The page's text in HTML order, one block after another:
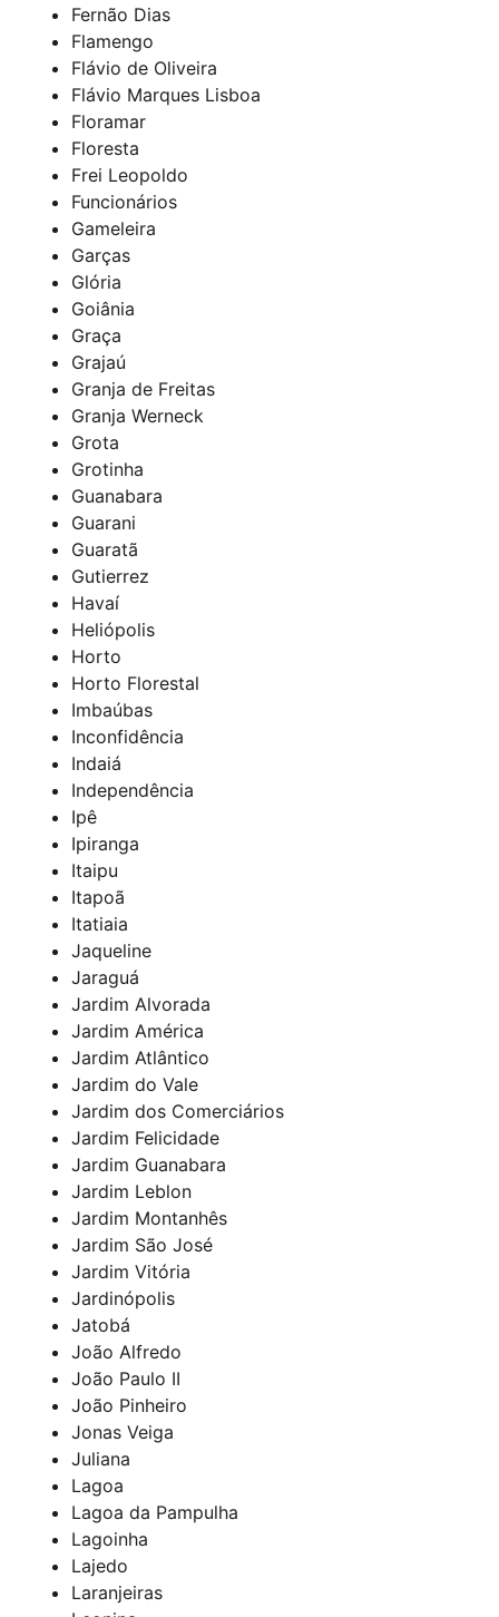
Fernão Dias
Flamengo
Flávio de Oliveira
Flávio Marques Lisboa
Floramar
Floresta
Frei Leopoldo
Funcionários
Gameleira
Garças
Glória
Goiânia
Graça
Grajaú
Granja de Freitas
Granja Werneck
Grota
Grotinha
Guanabara
Guarani
Guaratã
Gutierrez
Havaí
Heliópolis
Horto
Horto Florestal
Imbaúbas
Inconfidência
Indaiá
Independência
Ipê
Ipiranga
Itaipu
Itapoã
Itatiaia
Jaqueline
Jaraguá
Jardim Alvorada
Jardim América
Jardim Atlântico
Jardim do Vale
Jardim dos Comerciários
Jardim Felicidade
Jardim Guanabara
Jardim Leblon
Jardim Montanhês
Jardim São José
Jardim Vitória
Jardinópolis
Jatobá
João Alfredo
João Paulo II
João Pinheiro
Jonas Veiga
Juliana
Lagoa
Lagoa da Pampulha
Lagoinha
Lajedo
Laranjeiras